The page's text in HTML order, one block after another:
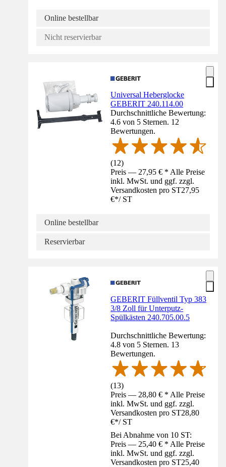
Online bestellbar
Nicht reservierbar
Universal Heberglocke
GEBERIT 240.114.00
Durchschnittliche Bewertung:
4.6 von 5 Sternen. 12
Bewertungen.
(12)
Preis — 27,95 € * Alle Preise
inkl. MwSt. und ggf. zzgl.
Versandkosten pro ST27,95
€*/ ST
Online bestellbar
Reservierbar
GEBERIT Füllventil Typ 383
3/8 Zoll für Unterputz-
Spülkästen 240.705.00.5
Durchschnittliche Bewertung:
4.8 von 5 Sternen. 13
Bewertungen.
(13)
Preis — 28,80 € * Alle Preise
inkl. MwSt. und ggf. zzgl.
Versandkosten pro ST28,80
€*/ ST
Bei Abnahme von 10 ST:
Preis — 25,40 € * Alle Preise
inkl. MwSt. und ggf. zzgl.
Versandkosten pro ST25,40